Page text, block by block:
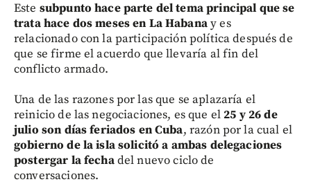
Este subpunto hace parte del tema principal que se
trata hace dos meses en La Habanay es
relacionado con la participación política después de
que se firme el acuerdo que llevaría al fin del
conflicto armado.
Una de las razones por las que se aplazaría el
reinicio de las negociaciones, es que el25 y 26 de
julio son días feriados en Cuba, razón por la cual el
gobierno de la isla solicitó a ambas delegaciones
postergar la fechadel nuevo ciclo de
conversaciones.